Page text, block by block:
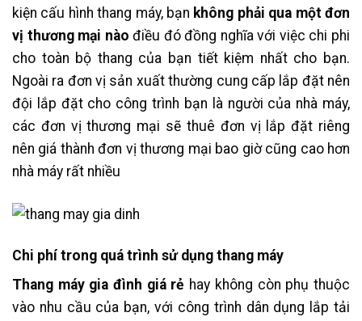
kiện cấu hình thang máy, bạn không phải qua một đơn
vị thương mại nào điều đó đồng nghĩa với việc chi phi
cho toàn bộ thang của bạn tiết kiệm nhất cho bạn.
Ngoài ra đơn vị sản xuất thường cung cấp lắp đặt nên
đội lắp đặt cho công trình bạn là người của nhà máy,
các đơn vị thương mại sẽ thuê đơn vị lắp đặt riêng
nên giá thành đơn vị thương mại bao giờ cũng cao hơn
nhà máy rất nhiều
Chi phí trong quá trình sử dụng thang máy
Thang máy gia đình giá rẻ hay không còn phụ thuộc
vào nhu cầu của bạn, với công trình dân dụng lắp tải